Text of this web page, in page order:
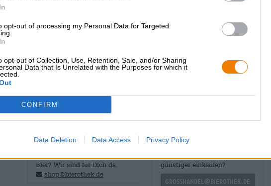
opt-out of processing my Personal Data for Targeted
opt-out of Collection, Use, Retention, Sale, and/or Sharing
Data that Is Unrelated with the Purposes for which it
CONFIRM
Data Deletion Data Access Privacy Policy
Auch Sleipnis wurde ein köstliches Denkmal gesetzt. Sein Trunk ist
als schnelles Helles bezeichnet wird. Das untergärige Vollbier ist an
und Franken angelehnt und bringt eine harmonische Balance aus
Im Glas erscheint das Braustück in zart getrübtem Kupfergold mit
dichtporigem, elfenbeinfarbenem Schaum. Der Duft ofenfrischen
Zitrone und Mandarine. Geschmacklich punktet Sleipnir mit feinen
KOSTENFREIE BIERATUNG
Bier? Wir sind für Dich da.
shop@bierothek.de
Händler oder Gastronomen
günstiger einkaufen?
grosshandel@bierothek.de